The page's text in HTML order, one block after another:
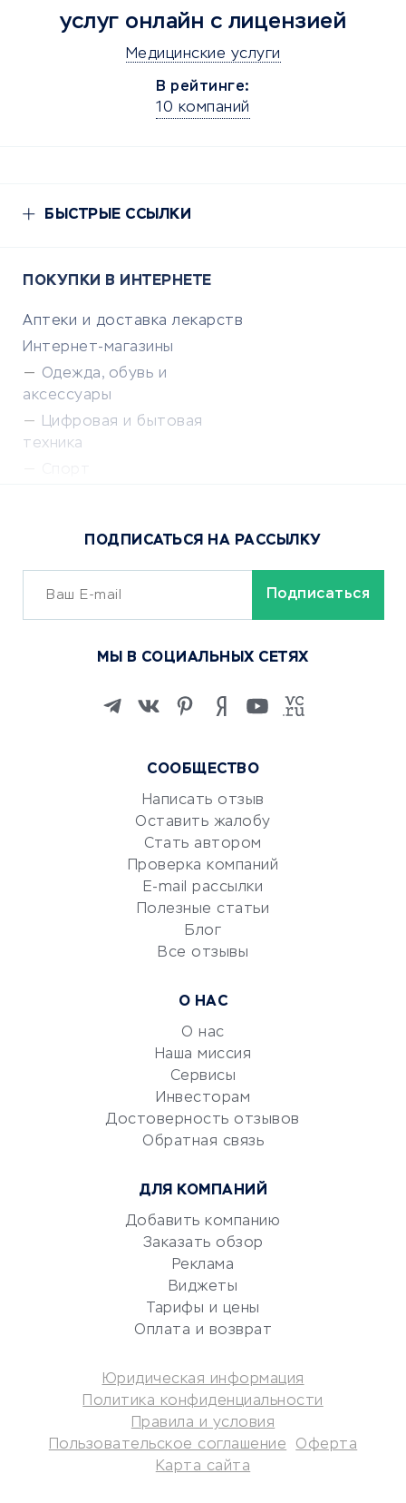
услуг онлайн с лицензией
Медицинские услуги
В рейтинге:
10 компаний
БЫСТРЫЕ ССЫЛКИ
ПОКУПКИ В ИНТЕРНЕТЕ
Аптеки и доставка лекарств
Интернет-магазины
Одежда, обувь и
аксессуары
Цифровая и бытовая
техника
Сервисы доставки
ОБУЧЕНИЕ И РАБОТА
Изучение иностранных
Маркетинг и продажи
Репетиторство
Красота и здоровье
Сервисы по поиску работы
Сетевой маркетинг
УСЛУГИ ДЛЯ БИЗНЕСА
документооборот
Юридические компании
Аудиторские компании
Бухгалтерия онлайн
Потребительские кредиты
Кредитные карты
Дебетовые карты
Микрофинансовые
СООБЩЕСТВО
Написать отзыв
Оставить жалобу
Стать автором
Проверка компаний
E-mail рассылки
Полезные статьи
Блог
Все отзывы
О НАС
О нас
Наша миссия
Сервисы
Инвесторам
Достоверность отзывов
Обратная связь
ДЛЯ КОМПАНИЙ
Добавить компанию
Заказать обзор
Реклама
Виджеты
Тарифы и цены
Оплата и возврат
ПОДПИСАТЬСЯ НА РАССЫЛКУ
МЫ В СОЦИАЛЬНЫХ СЕТЯХ
Юридическая информация
Политика конфиденциальности
Правила и условия
Пользовательское соглашение
Оферта
Карта сайта